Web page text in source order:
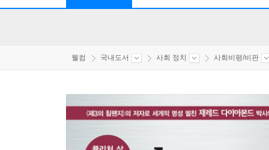
웰컴 국내도서 사회 정치 사회비평/비판